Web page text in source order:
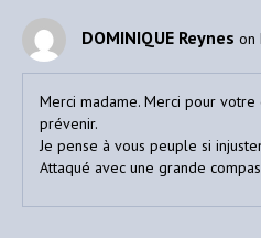
DOMINIQUE Reynes on
Merci madame. Merci pour votre
prévenir.
Je pense à vous peuple si
Attaqué avec une grande